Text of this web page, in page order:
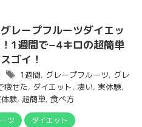
グレープフルーツダイエッ
1週間で−4キロの超簡単
ゴイ！
1週間, グレープフルーツ, グレ
痩せた, ダイエット, 凄い, 実体験,
験, 超簡単, 食べ方
ツ ダイエット